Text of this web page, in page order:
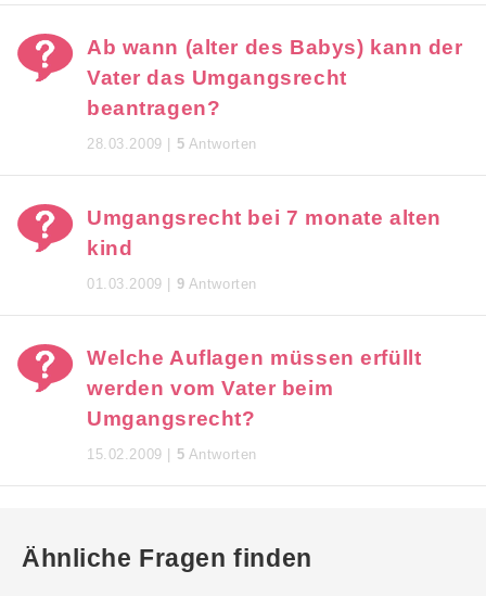
Ab wann (alter des Babys) kann der
Vater das Umgangsrecht
beantragen?
28.03.2009 | 5 Antworten
Umgangsrecht bei 7 monate alten
kind
01.03.2009 | 9 Antworten
Welche Auflagen müssen erfüllt
werden vom Vater beim
Umgangsrecht?
15.02.2009 | 5 Antworten
Ähnliche Fragen finden